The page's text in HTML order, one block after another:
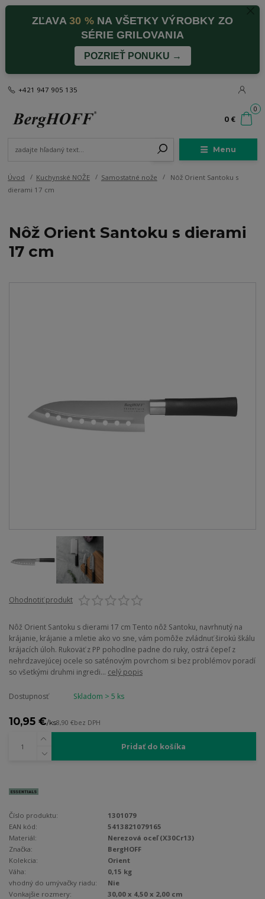
ZĽAVA30 %NA VŠETKY VÝROBKY ZO
SÉRIE GRILOVANIA
POZRIEŤ PONUKU →
Menu
+421 947 905 135
0
0 €
Úvod Kuchynské NOŽE Samostatné nože
Nôž Orient Santoku s
dierami 17 cm
Nôž Orient Santoku s dierami
17 cm
Ohodnotiť produkt
Nôž Orient Santoku s dierami 17 cm Tento nôž Santoku, navrhnutý na
krájanie, krájanie a mletie ako vo sne, vám pomôže zvládnuť širokú škálu
krájacích úloh. Rukoväť z PP pohodlne padne do ruky, ostrá čepeľ z
nehrdzavejúcej ocele so saténovým povrchom si bez problémov poradí
so všetkými druhmi ingredi... celý popis
Dostupnosť Skladom > 5 ks
10,95 €/ks8,90 €bez DPH
Pridať do košíka
Číslo produktu:
1301079
EAN kód:
5413821079165
Materiál:
Nerezová oceľ (X30Cr13)
Značka:
BergHOFF
Kolekcia:
Orient
Váha:
0,15 kg
vhodný do umývačky riadu:
Nie
Vonkajšie rozmery:
30,00 x 4,50 x 2,00 cm